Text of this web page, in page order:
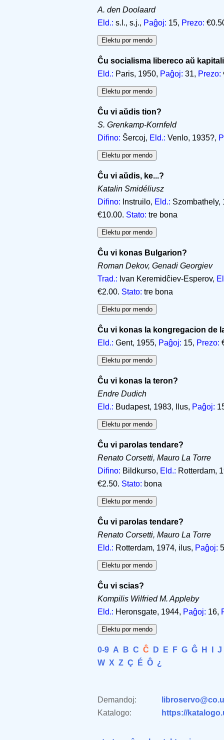
A. den Doolaard
Eld.: s.l., s.j., Paĝoj: 15, Prezo:
Ĉu socialisma libereco aŭ
Eld.: Paris, 1950, Paĝoj: 31, Prezo:
Ĉu vi aŭdis tion?
S. Grenkamp-Kornfeld
Difino: Ŝercoj, Eld.: Venlo, 1935?,
Ĉu vi aŭdis, ke...?
Katalin Smidéliusz
Difino: Instruilo, Eld.:
€10.00. Stato: tre bona
Ĉu vi konas Bulgarion?
Roman Dekov, Genadi Georgiev
Trad.: Ivan Keremidĉiev-Esperov,
€2.00. Stato: tre bona
Ĉu vi konas la kongregacion de
Eld.: Gent, 1955, Paĝoj: 15, Prezo:
Ĉu vi konas la teron?
Endre Dudich
Eld.: Budapest, 1983, Ilus, Paĝoj:
Ĉu vi parolas tendare?
Renato Corsetti, Mauro La Torre
Difino: Bildkurso, Eld.: Rotterdam,
€2.50. Stato: bona
Ĉu vi parolas tendare?
Renato Corsetti, Mauro La Torre
Eld.: Rotterdam, 1974, ilus, Paĝoj:
Ĉu vi scias?
Kompilis Wilfried M. Appleby
Eld.: Heronsgate, 1944, Paĝoj: 16,
0-9 A B C Ĉ D E F G Ĝ H
J
W X Z Ç É Ô ¿
Demandoj:
Katalogo:
https://